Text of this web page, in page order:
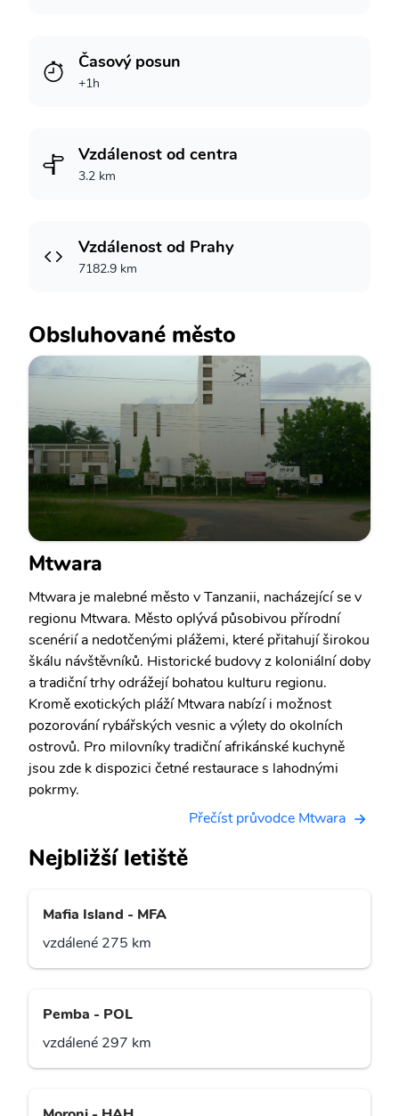
Časový posun
+1h
Vzdálenost od centra
3.2 km
Vzdálenost od Prahy
7182.9 km
Obsluhované město
Mtwara
Mtwara je malebné město v Tanzanii, nacházející se v
regionu Mtwara. Město oplývá působivou přírodní
scenérií a nedotčenými plážemi, které přitahují širokou
škálu návštěvníků. Historické budovy z koloniální doby
a tradiční trhy odrážejí bohatou kulturu regionu.
Kromě exotických pláží Mtwara nabízí i možnost
pozorování rybářských vesnic a výlety do okolních
ostrovů. Pro milovníky tradiční afrikánské kuchyně
jsou zde k dispozici četné restaurace s lahodnými
pokrmy.
Přečíst průvodce Mtwara
Nejbližší letiště
Mafia Island - MFA
vzdálené 275 km
Pemba - POL
vzdálené 297 km